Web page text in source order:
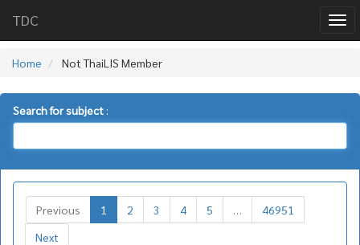
TDC
Home Not ThaiLIS Member
Search for subject :
Previous 1 2 3 4 5 …
46951
Next